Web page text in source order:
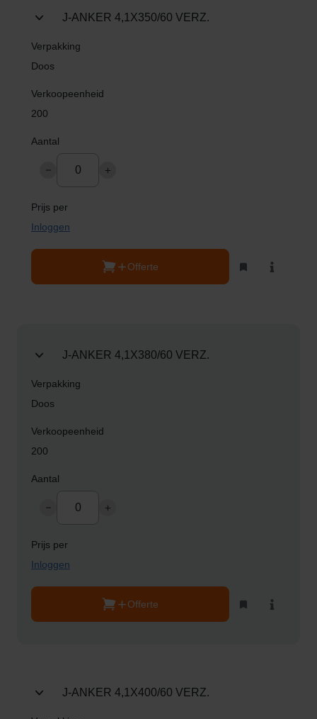
J-ANKER 4,1X350/60 VERZ.
Doos
200
Inloggen
Offerte
Toevoegen
Bekijk
J-ANKER 4,1X380/60 VERZ.
Doos
200
Inloggen
Offerte
Toevoegen
Bekijk
J-ANKER 4,1X400/60 VERZ.